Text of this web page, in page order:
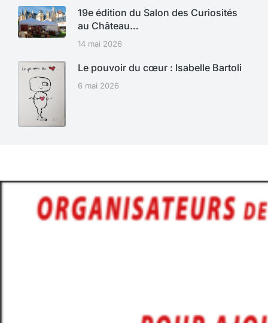
19e édition du Salon des Curiosités
au Château…
14 mai 2026
Le pouvoir du cœur : Isabelle Bartoli
6 mai 2026